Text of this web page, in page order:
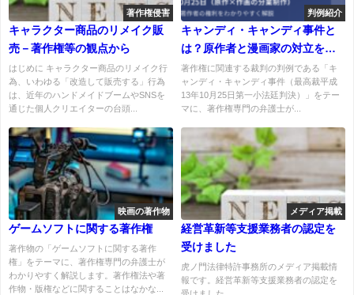
著作権侵害
キャラクター商品のリメイク販
売－著作権等の観点から
はじめに キャラクター商品のリメイク行
為、いわゆる「改造して販売する」行為
は、近年のハンドメイドブームやSNSを
通じた個人クリエイターの台頭...
判例紹介
キャンディ・キャンディ事件と
は？原作者と漫画家の対立をわ
かりやすく解説（最判平成13年
10月25日）
著作権に関連する裁判の判例である「キ
ャンディ・キャンディ事件（最高裁平成
13年10月25日第一小法廷判決）」をテー
マに、著作権専門の弁護士が...
映画の著作物
ゲームソフトに関する著作権
著作物の「ゲームソフトに関する著作
権」をテーマに、著作権専門の弁護士が
わかりやすく解説します。著作権法や著
作物・版権などに関することはなかな...
メディア掲載
経営革新等支援業務者の認定を
受けました
虎ノ門法律特許事務所のメディア掲載情
報です。経営革新等支援業務者の認定を
受けました...